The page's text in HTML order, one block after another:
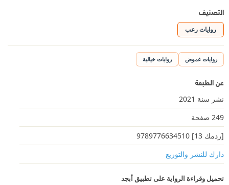
التصنيف
روايات رعب
روايات غموض روايات خيالية
عن الطبعة
نشر سنة 2021
249 صفحة
[ردمك 13] 9789776634510
دارك للنشر والتوزيع
تحميل وقراءة الرواية على تطبيق أبجد